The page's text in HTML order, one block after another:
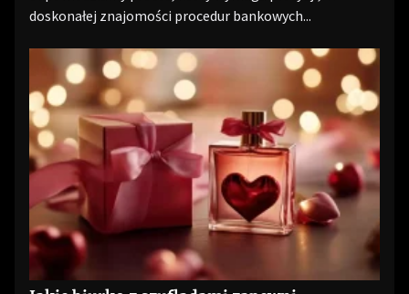
doskonałej znajomości procedur bankowych...